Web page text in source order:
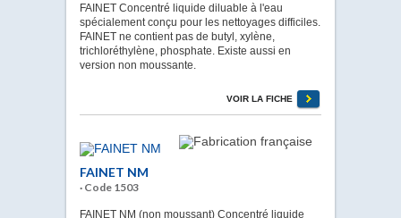
FAINET Concentré liquide diluable à l'eau
spécialement conçu pour les nettoyages difficiles.
FAINET ne contient pas de butyl, xylène,
trichloréthylène, phosphate. Existe aussi en
version non moussante.
VOIR LA FICHE
FAINET NM
· Code 1503
FAINET NM (non moussant) Concentré liquide